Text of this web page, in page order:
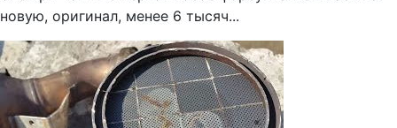
новую, оригинал, менее 6 тысяч...